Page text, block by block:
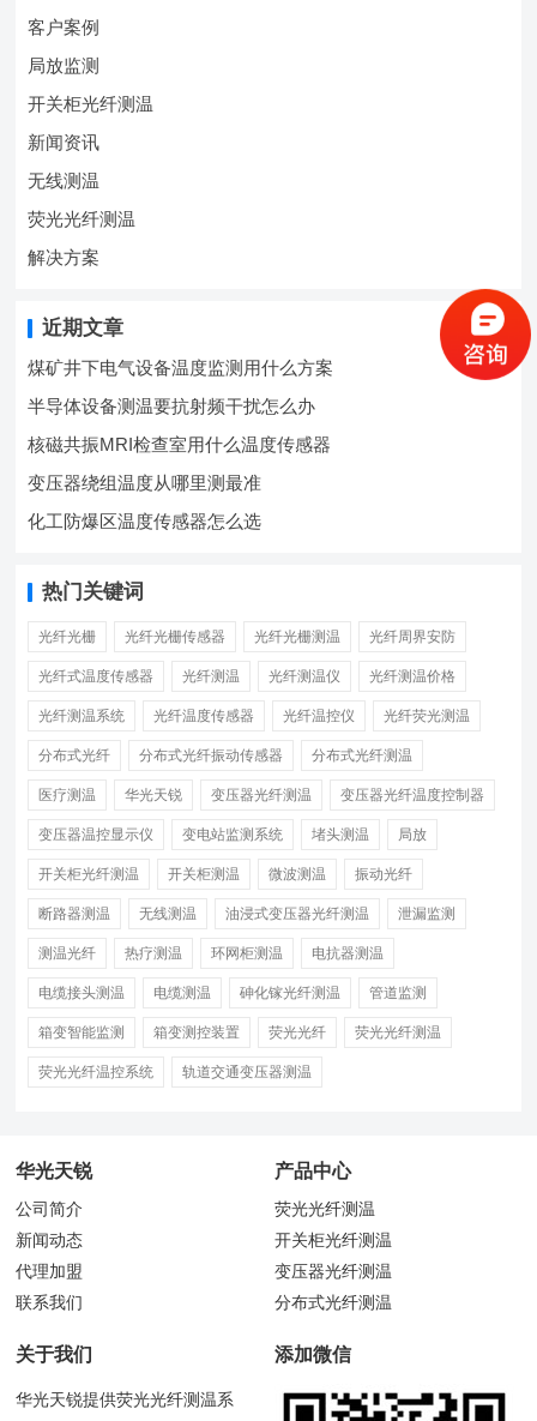
客户案例
局放监测
开关柜光纤测温
新闻资讯
无线测温
荧光光纤测温
解决方案
近期文章
煤矿井下电气设备温度监测用什么方案
半导体设备测温要抗射频干扰怎么办
核磁共振MRI检查室用什么温度传感器
变压器绕组温度从哪里测最准
化工防爆区温度传感器怎么选
热门关键词
光纤光栅 光纤光栅传感器 光纤光栅测温 光纤周界安防
光纤式温度传感器 光纤测温 光纤测温仪 光纤测温价格
光纤测温系统 光纤温度传感器 光纤温控仪 光纤荧光测温
分布式光纤 分布式光纤振动传感器 分布式光纤测温
医疗测温 华光天锐 变压器光纤测温 变压器光纤温度控制器
变压器温控显示仪 变电站监测系统 堵头测温 局放
开关柜光纤测温 开关柜测温 微波测温 振动光纤
断路器测温 无线测温 油浸式变压器光纤测温 泄漏监测
测温光纤 热疗测温 环网柜测温 电抗器测温
电缆接头测温 电缆测温 砷化镓光纤测温 管道监测
箱变智能监测 箱变测控装置 荧光光纤 荧光光纤测温
荧光光纤温控系统 轨道交通变压器测温
华光天锐
公司简介
新闻动态
代理加盟
联系我们
产品中心
荧光光纤测温
开关柜光纤测温
变压器光纤测温
分布式光纤测温
关于我们
华光天锐提供荧光光纤测温系
添加微信